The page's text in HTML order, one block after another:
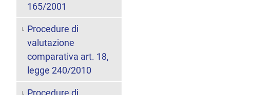
165/2001
Procedure di
valutazione
comparativa art. 18,
legge 240/2010
Procedure di